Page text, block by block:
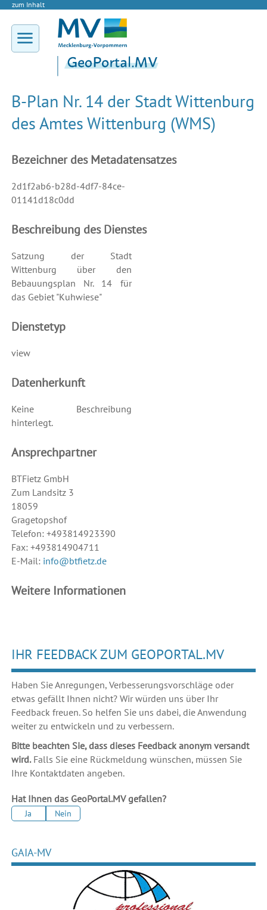
zum Inhalt
B-Plan Nr. 14 der Stadt Wittenburg
des Amtes Wittenburg (WMS)
Bezeichner des Metadatensatzes
2d1f2ab6-b28d-4df7-84ce-
01141d18c0dd
Beschreibung des Dienstes
Satzung der Stadt
Wittenburg über den
Bebauungsplan Nr. 14 für
das Gebiet "Kuhwiese"
Dienstetyp
view
Datenherkunft
Keine Beschreibung
hinterlegt.
Ansprechpartner
BTFietz GmbH
Zum Landsitz 3
18059
Gragetopshof
Telefon: +493814923390
Fax: +493814904711
E-Mail: info@btfietz.de
Weitere Informationen
IHR FEEDBACK ZUM GEOPORTAL.MV
Haben Sie Anregungen, Verbesserungsvorschläge oder
etwas gefällt Ihnen nicht? Wir würden uns über Ihr
Feedback freuen. So helfen Sie uns dabei, die Anwendung
weiter zu entwickeln und zu verbessern.
Bitte beachten Sie, dass dieses Feedback anonym versandt
wird.Falls Sie eine Rückmeldung wünschen, müssen Sie
Ihre Kontaktdaten angeben.
Hat Ihnen das GeoPortal.MV gefallen?
Ja Nein
GAIA-MV